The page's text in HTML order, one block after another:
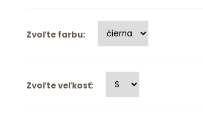
Zvoľte farbu:
Zvoľte veľkosť: